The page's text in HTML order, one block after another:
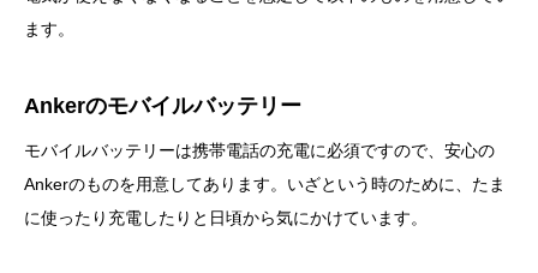
ます。
Ankerのモバイルバッテリー
モバイルバッテリーは携帯電話の充電に必須ですので、安心の
Ankerのものを用意してあります。いざという時のために、たま
に使ったり充電したりと日頃から気にかけています。